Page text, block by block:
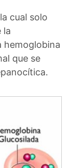
cual solo
la
hemoglobina
que se